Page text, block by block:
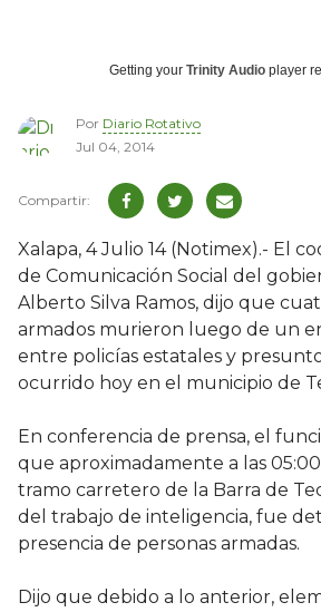
Getting your Trinity Audio player
Por Diario Rotativo
Jul 04, 2014
Xalapa, 4 Julio 14 (Notimex).- El
de Comunicación Social del
Alberto Silva Ramos, dijo que
armados murieron luego de un
entre policías estatales y
ocurrido hoy en el municipio de
En conferencia de prensa, el
que aproximadamente a las 05:00
tramo carretero de la Barra de
del trabajo de inteligencia, fue
presencia de personas armadas.
Dijo que debido a lo anterior,